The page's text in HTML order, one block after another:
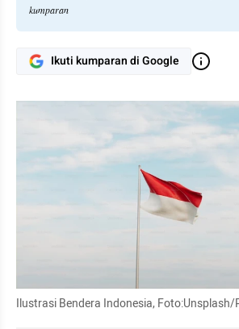
kumparan
Ikuti kumparan di Google
Ilustrasi Bendera Indonesia,